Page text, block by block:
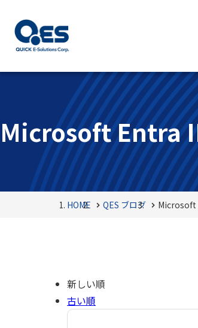
Microsoft Entra
HOME QES ブログ Microsoft
新しい順
古い順